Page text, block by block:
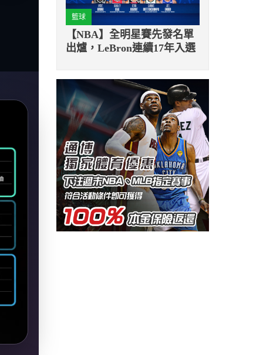
籃球
【NBA】全明星賽先發名單
出爐，LeBron連續17年入選